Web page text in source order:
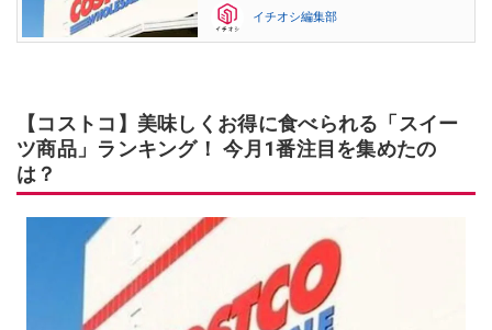
イチオシ編集部
【コストコ】美味しくお得に食べられる「スイー
ツ商品」ランキング！ 今月1番注目を集めたの
は？